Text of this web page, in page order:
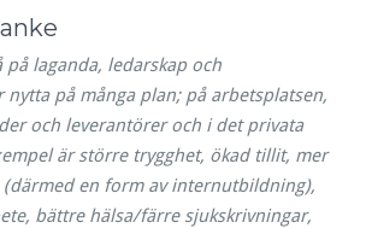
på laganda, ledarskap och
nytta på många plan; på arbetsplatsen,
och leverantörer och i det privata
är större trygghet, ökad tillit, mer
en form av internutbildning),
bättre hälsa/färre sjukskrivningar,